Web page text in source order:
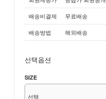
배송비결제
무료배송
배송방법
해외배송
선택옵션
SIZE